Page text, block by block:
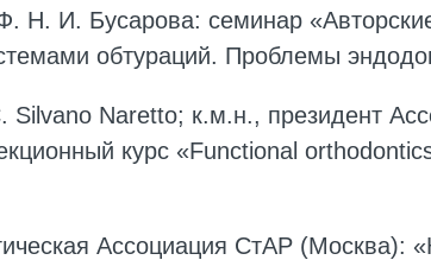
И. Бусарова: семинар
обтураций. Проблемы
Naretto; к.м.н., президент
курс «Functional
Ассоциация СтАР (Москва):